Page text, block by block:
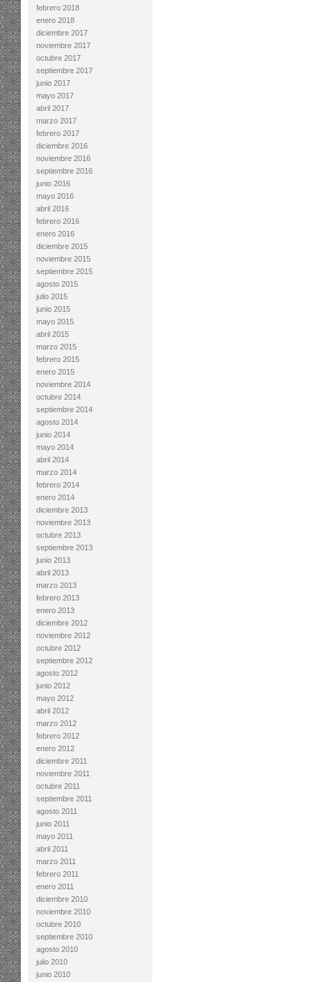
febrero 2018
enero 2018
diciembre 2017
noviembre 2017
octubre 2017
septiembre 2017
junio 2017
mayo 2017
abril 2017
marzo 2017
febrero 2017
diciembre 2016
noviembre 2016
septiembre 2016
junio 2016
mayo 2016
abril 2016
febrero 2016
enero 2016
diciembre 2015
noviembre 2015
septiembre 2015
agosto 2015
julio 2015
junio 2015
mayo 2015
abril 2015
marzo 2015
febrero 2015
enero 2015
noviembre 2014
octubre 2014
septiembre 2014
agosto 2014
junio 2014
mayo 2014
abril 2014
marzo 2014
febrero 2014
enero 2014
diciembre 2013
noviembre 2013
octubre 2013
septiembre 2013
junio 2013
abril 2013
marzo 2013
febrero 2013
enero 2013
diciembre 2012
noviembre 2012
octubre 2012
septiembre 2012
agosto 2012
junio 2012
mayo 2012
abril 2012
marzo 2012
febrero 2012
enero 2012
diciembre 2011
noviembre 2011
octubre 2011
septiembre 2011
agosto 2011
junio 2011
mayo 2011
abril 2011
marzo 2011
febrero 2011
enero 2011
diciembre 2010
noviembre 2010
octubre 2010
septiembre 2010
agosto 2010
julio 2010
junio 2010